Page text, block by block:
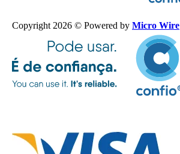
Copyright 2026 © Powered by Micro Wire